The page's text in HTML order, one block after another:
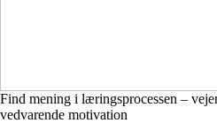
Find mening i læringsprocessen –
vedvarende motivation